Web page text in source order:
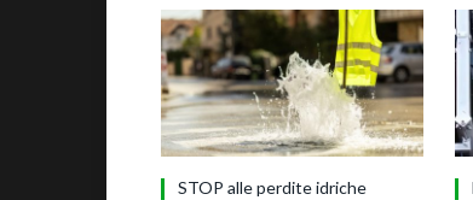
STOP alle perdite idriche